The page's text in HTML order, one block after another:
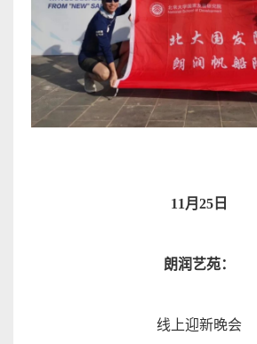
11 月 25 日
朗润艺苑：
线上迎新晚会